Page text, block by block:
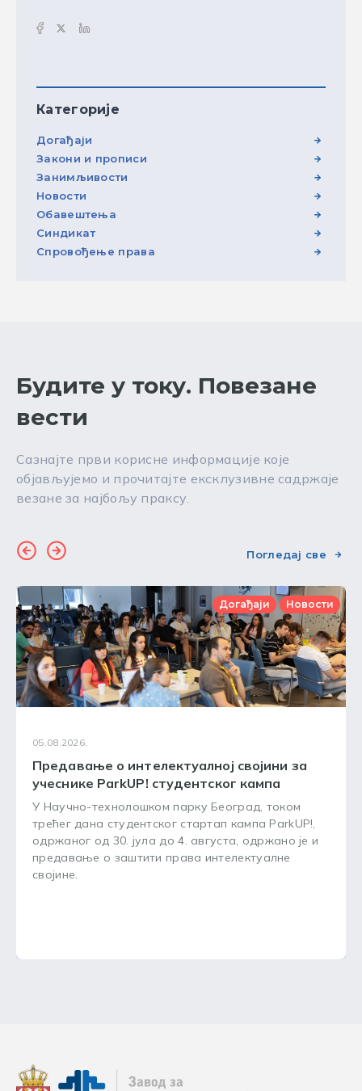
Категорије
Догађаји
Закони и прописи
Занимљивости
Новости
Обавештења
Синдикат
Спровођење права
Будите у току. Повезане
вести
Сазнајте први корисне информације које
објављујемо и прочитајте ексклузивне садржаје
везане за најбољу праксу.
Погледај све
Догађаји Новости
05.08.2026.
Предавање о интелектуалној својини за
учеснике ParkUP! студентског кампа
У Научно-технолошком парку Београд, током
трећег дана студентског стартап кампа ParkUP!,
одржаног од 30. јула до 4. августа, одржано је и
предавање о заштити права интелектуалне
својине.